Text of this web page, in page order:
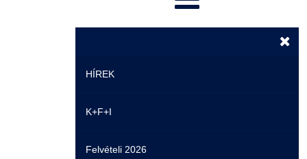
HÍREK
Hírek
Események
K+F+I
Felvételi 2026